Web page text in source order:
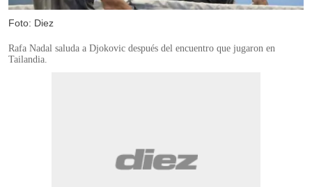
Foto: Diez
Rafa Nadal saluda a Djokovic después del encuentro que jugaron en
Tailandia.